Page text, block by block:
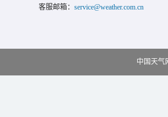
客服邮箱： service@weather.com.cn
中国天